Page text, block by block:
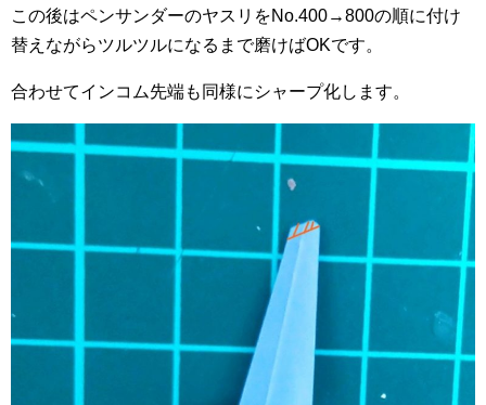
この後はペンサンダーのヤスリをNo.400→800の順に付け
替えながらツルツルになるまで磨けばOKです。
合わせてインコム先端も同様にシャープ化します。